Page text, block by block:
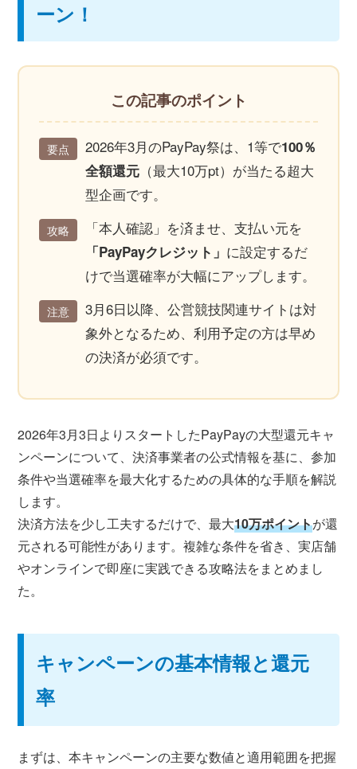
ーン！
この記事のポイント
要点 2026年3月のPayPay祭は、1等で100％
全額還元（最大10万pt）が当たる超大
型企画です。
攻略 「本人確認」を済ませ、支払い元を
「PayPayクレジット」 に設定するだ
けで当選確率が大幅にアップします。
注意
3月6日以降、公営競技関連サイトは対
象外となるため、利用予定の方は早め
の決済が必須です。
2026年3月3日よりスタートしたPayPayの大型還元キャ
ンペーンについて、決済事業者の公式情報を基に、参加
条件や当選確率を最大化するための具体的な手順を解説
します。
決済方法を少し工夫するだけで、最大10万ポイントが還
元される可能性があります。複雑な条件を省き、実店舗
やオンラインで即座に実践できる攻略法をまとめまし
た。
キャンペーンの基本情報と還元
率
まずは、本キャンペーンの主要な数値と適用範囲を把握